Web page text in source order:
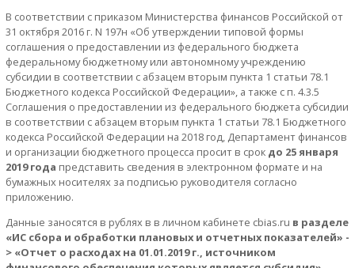
В соответствии с приказом Министерства финансов Российской от
31 октября 2016 г. N 197н «Об утверждении типовой формы
соглашения о предоставлении из федерального бюджета
федеральному бюджетному или автономному учреждению
субсидии в соответствии с абзацем вторым пункта 1 статьи 78.1
Бюджетного кодекса Российской Федерации», а также с п. 4.3.5
Соглашения о предоставлении из федерального бюджета субсидии
в соответствии с абзацем вторым пункта 1 статьи 78.1 Бюджетного
кодекса Российской Федерации на 2018 год, Департамент финансов
и организации бюджетного процесса просит в срок до 25 января
2019 года представить сведения в электронном формате и на
бумажных носителях за подписью руководителя согласно
приложению.
Данные заносятся в рублях в в личном кабинете cbias.ru в разделе
«ИС сбора и обработки плановых и отчетных показателей» -
> «Отчет о расходах на 01.01.2019 г., источником